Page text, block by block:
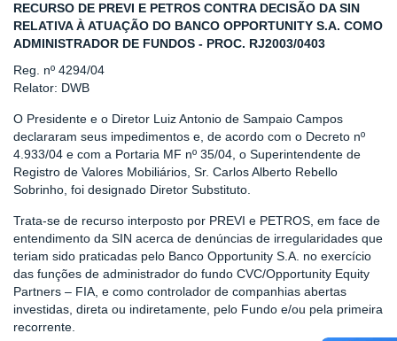
RECURSO DE PREVI E PETROS CONTRA DECISÃO DA SIN
RELATIVA À ATUAÇÃO DO BANCO OPPORTUNITY S.A. COMO
ADMINISTRADOR DE FUNDOS - PROC. RJ2003/0403
Reg. nº 4294/04
Relator: DWB
O Presidente e o Diretor Luiz Antonio de Sampaio Campos
declararam seus impedimentos e, de acordo com o Decreto nº
4.933/04 e com a Portaria MF nº 35/04, o Superintendente de
Registro de Valores Mobiliários, Sr. Carlos Alberto Rebello
Sobrinho, foi designado Diretor Substituto.
Trata-se de recurso interposto por PREVI e PETROS, em face de
entendimento da SIN acerca de denúncias de irregularidades que
teriam sido praticadas pelo Banco Opportunity S.A. no exercício
das funções de administrador do fundo CVC/Opportunity Equity
Partners – FIA, e como controlador de companhias abertas
investidas, direta ou indiretamente, pelo Fundo e/ou pela primeira
recorrente.